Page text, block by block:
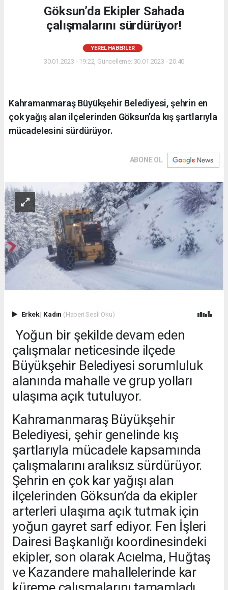
Göksun’da Ekipler Sahada
çalışmalarını sürdürüyor!
YEREL HABERLER
30.01.2023 - 19:22, Güncelleme: 30.01.2023 - 20:40
Kahramanmaraş Büyükşehir Belediyesi, şehrin en
çok yağış alan ilçelerinden Göksun’da kış şartlarıyla
mücadelesini sürdürüyor.
ABONE OL
Erkek| Kadın (Haberi Sesli Oku)
Yoğun bir şekilde devam eden
çalışmalar neticesinde ilçede
Büyükşehir Belediyesi sorumluluk
alanında mahalle ve grup yolları
ulaşıma açık tutuluyor.
Kahramanmaraş Büyükşehir
Belediyesi, şehir genelinde kış
şartlarıyla mücadele kapsamında
çalışmalarını aralıksız sürdürüyor.
Şehrin en çok kar yağışı alan
ilçelerinden Göksun’da da ekipler
arterleri ulaşıma açık tutmak için
yoğun gayret sarf ediyor. Fen İşleri
Dairesi Başkanlığı koordinesindeki
ekipler, son olarak Acıelma, Huğtaş
ve Kazandere mahallelerinde kar